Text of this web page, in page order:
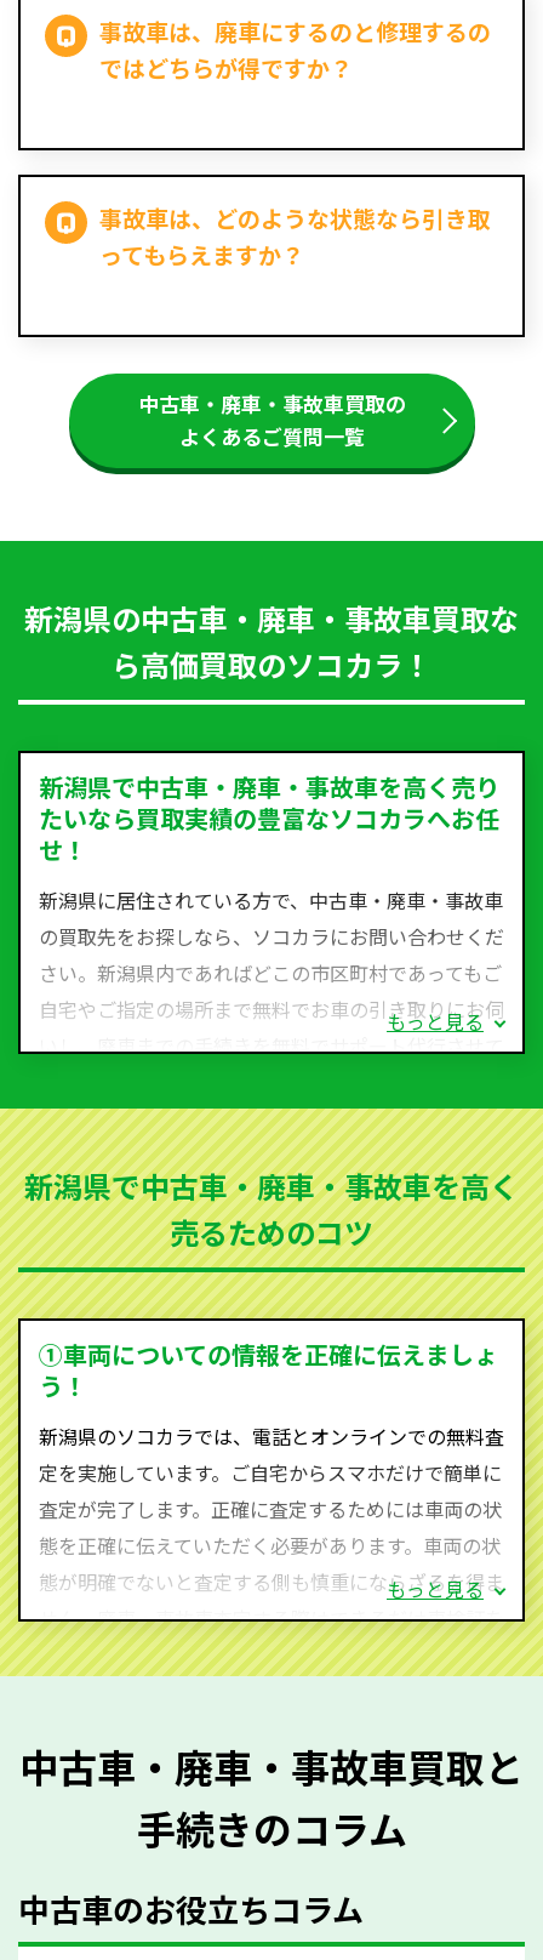
事故車は、廃車にするのと修理するの
ではどちらが得ですか？
事故車は、どのような状態なら引き取
ってもらえますか？
中古車・廃車・事故車買取の
よくあるご質問一覧
新潟県の中古車・廃車・事故車買取な
ら高価買取のソコカラ！
新潟県で中古車・廃車・事故車を高く売り
たいなら買取実績の豊富なソコカラへお任
せ！
新潟県に居住されている方で、中古車・廃車・事故車
の買取先をお探しなら、ソコカラにお問い合わせくだ
さい。新潟県内であればどこの市区町村であってもご
自宅やご指定の場所まで無料でお車の引き取りにお伺
いし、廃車までの手続きを無料でサポート代行させて
など動かない車、水害車、不動車、乗らなくなってし
まった車、車検が切れて動かすことができない車でも
買取可能です。
ソコカラは世界１１０か国に独自の販売ネットワーク
を持ち、国内に自社物流網、自社ヤードをもっている
ため、中間マージンがかかりません。だから高価買取
を実現し、お客様に利益を還元することができるので
す。
590-870）までお問い合わせ下さい。
査定・ご相談・見積もりはすべて無料で行います。安
心してお問い合わせください。
もっと見る
新潟県で中古車・廃車・事故車を高く
売るためのコツ
①車両についての情報を正確に伝えましょ
う！
新潟県のソコカラでは、電話とオンラインでの無料査
定を実施しています。ご自宅からスマホだけで簡単に
査定が完了します。正確に査定するためには車両の状
態を正確に伝えていただく必要があります。車両の状
態が明確でないと査定する側も慎重にならざるを得ま
せん。廃車・事故車査定する際はできるだけ車検証を
ご準備ください。車検証があることで車両状態や年式
質問させていただく内容は以下の通りとなります。
メーカー／車種
型式／グレード
走行距離（例：約〇万キロ）
もっと見る
中古車・廃車・事故車買取と
手続きのコラム
中古車のお役立ちコラム